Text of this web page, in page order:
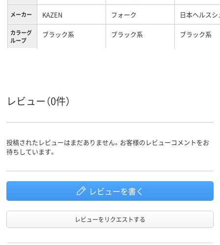
メーカー KAZEN フォーク 日本ヘルス
カラーグ
ループ
ブラック系 ブラック系 ブラック系
レビュー（0件）
投稿されたレビューはまだありません。お客様のレビューコメントをお
待ちしています。
レビューを書く
レビューをリクエストする